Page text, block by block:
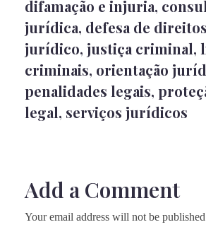
difamação e injuria,
jurídica, defesa de direitos
jurídico, justiça criminal,
criminais, orientação
penalidades legais,
legal, serviços jurídicos
Add a Comment
Your email address will not be